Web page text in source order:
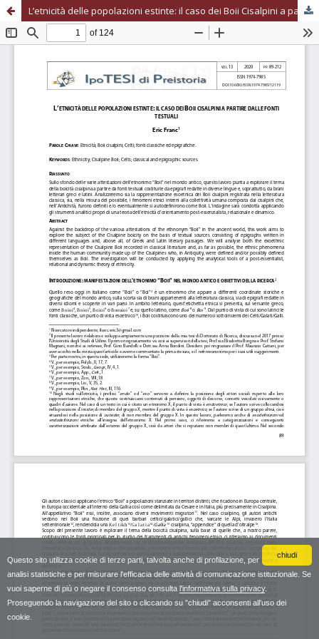
chiudi
Questo sito utilizza cookie di terze parti, talvolta anche di profilazione, per
analisi statistiche e per misurare l'efficacia delle attività di comunicazione istituzionale. Se
vuoi saperne di più o negare il consenso consulta l'informativa sulla privacy.
Proseguendo la navigazione del sito o cliccando su "chiudi" acconsenti all'uso dei
cookie.
L’etnicità delle popolazioni estinte: il caso dei Boii Cisalpini a partire dalle fonti testuali